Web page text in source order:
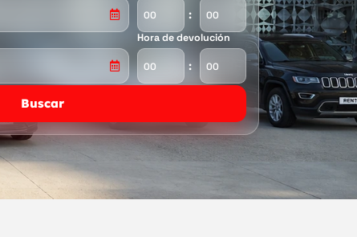
:
Hora de devolución
:
Buscar